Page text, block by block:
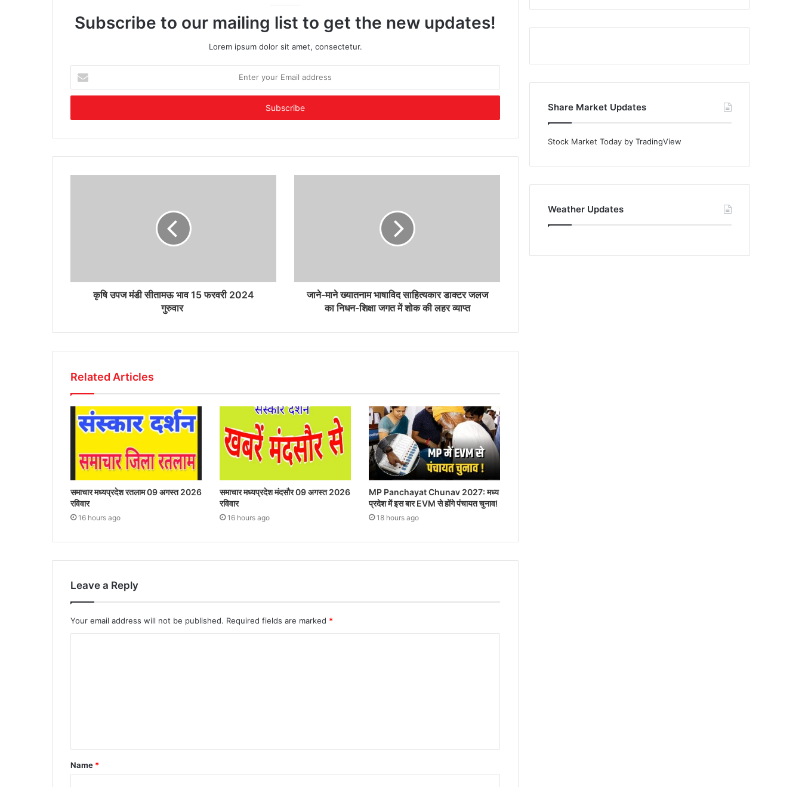
Subscribe to our mailing list to get the new updates!
Lorem ipsum dolor sit amet, consectetur.
your
Email
कृषि उपज मंडी सीतामऊ भाव 15 फरवरी 2024
गुरुवार
जाने-माने ख्यातनाम भाषाविद साहित्यकार डाक्टर जलज
का निधन-शिक्षा जगत में शोक की लहर व्याप्त
Related Articles
समाचार मध्यप्रदेश रतलाम 09 अगस्त 2026
रविवार
16 hours ago
समाचार मध्यप्रदेश मंदसौर 09 अगस्त 2026
रविवार
16 hours ago
MP Panchayat Chunav 2027: मध्य
प्रदेश में इस बार EVM से होंगे पंचायत चुनाव!
18 hours ago
Leave a Reply
Your email address will not be published. Required fields are marked *
Name *
Share Market Updates
Stock Market Today by TradingView
Weather Updates